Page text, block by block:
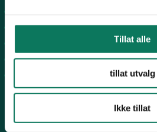
Tillat alle
tillat utvalg
Ikke tillat
Nord-Jæren
Haugalandet
Følg oss